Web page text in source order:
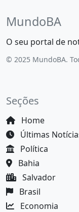
MundoBA
O seu portal de
© 2025 MundoBA.
Seções
Home
Últimas
Política
Bahia
Salvador
Brasil
Economia